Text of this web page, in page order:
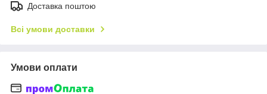
Доставка поштою
Всі умови доставки
Умови оплати